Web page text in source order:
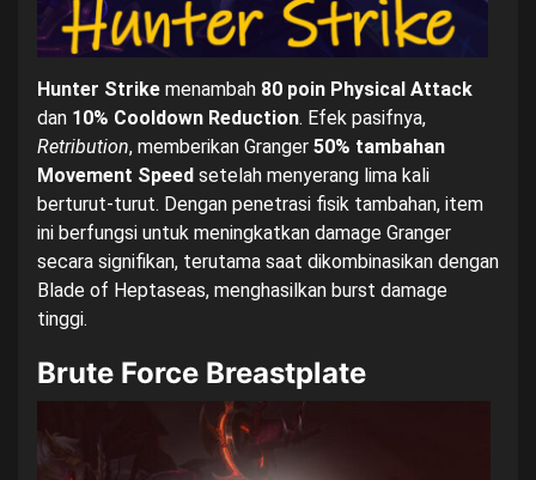
Hunter Strike menambah 80 poin Physical Attack
dan 10% Cooldown Reduction. Efek pasifnya,
Retribution, memberikan Granger 50% tambahan
Movement Speed setelah menyerang lima kali
berturut-turut. Dengan penetrasi fisik tambahan, item
ini berfungsi untuk meningkatkan damage Granger
secara signifikan, terutama saat dikombinasikan dengan
Blade of Heptaseas, menghasilkan burst damage
tinggi.
Brute Force Breastplate